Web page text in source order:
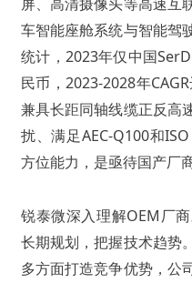
车智能座舱系统与智能驾
统计，2023年仅中国
民币，2023-2028年
兼具长距同轴线缆正反高
扰、满足AEC-Q100和
方位能力，是亟待国产厂
锐泰微深入理解OEM厂
长期规划，把握技术趋势
多方面打造竞争优势，公